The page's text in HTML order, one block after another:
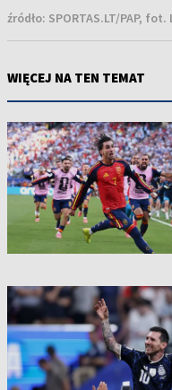
źródło: SPORTAS.LT/PAP,
WIĘCEJ NA TEN TEMAT